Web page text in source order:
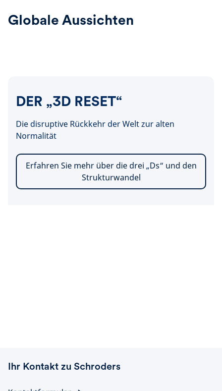
Globale Aussichten
DER „3D RESET“
Die disruptive Rückkehr der Welt zur alten
Normalität
Erfahren Sie mehr über die drei „Ds“ und den
Strukturwandel
Ihr Kontakt zu Schroders